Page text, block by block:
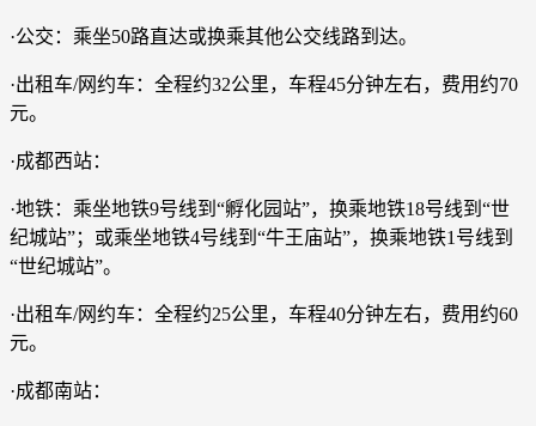
·公交：乘坐50路直达或换乘其他公交线路到达。
·出租车/网约车：全程约32公里，车程45分钟左右，费用约70
元。
·成都西站：
·地铁：乘坐地铁9号线到“孵化园站”，换乘地铁18号线到“世
纪城站”；或乘坐地铁4号线到“牛王庙站”，换乘地铁1号线到
“世纪城站”。
·出租车/网约车：全程约25公里，车程40分钟左右，费用约60
元。
·成都南站：